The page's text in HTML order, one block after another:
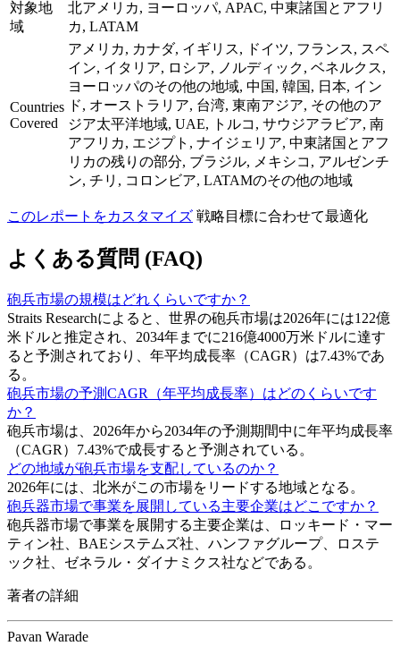
対象地
域
北アメリカ, ヨーロッパ, APAC, 中東諸国とアフリ
カ, LATAM
Countries
Covered
アメリカ, カナダ, イギリス, ドイツ, フランス, スペ
イン, イタリア, ロシア, ノルディック, ベネルクス,
ヨーロッパのその他の地域, 中国, 韓国, 日本, イン
ド, オーストラリア, 台湾, 東南アジア, その他のア
ジア太平洋地域, UAE, トルコ, サウジアラビア, 南
アフリカ, エジプト, ナイジェリア, 中東諸国とアフ
リカの残りの部分, ブラジル, メキシコ, アルゼンチ
ン, チリ, コロンビア, LATAMのその他の地域
このレポートをカスタマイズ 戦略目標に合わせて最適化
よくある質問 (FAQ)
砲兵市場の規模はどれくらいですか？
Straits Researchによると、世界の砲兵市場は2026年には122億
米ドルと推定され、2034年までに216億4000万米ドルに達す
ると予測されており、年平均成長率（CAGR）は7.43%であ
る。
砲兵市場の予測CAGR（年平均成長率）はどのくらいです
か？
砲兵市場は、2026年から2034年の予測期間中に年平均成長率
（CAGR）7.43%で成長すると予測されている。
どの地域が砲兵市場を支配しているのか？
2026年には、北米がこの市場をリードする地域となる。
砲兵器市場で事業を展開している主要企業はどこですか？
砲兵器市場で事業を展開する主要企業は、ロッキード・マー
ティン社、BAEシステムズ社、ハンファグループ、ロステ
ック社、ゼネラル・ダイナミクス社などである。
著者の詳細
Pavan Warade